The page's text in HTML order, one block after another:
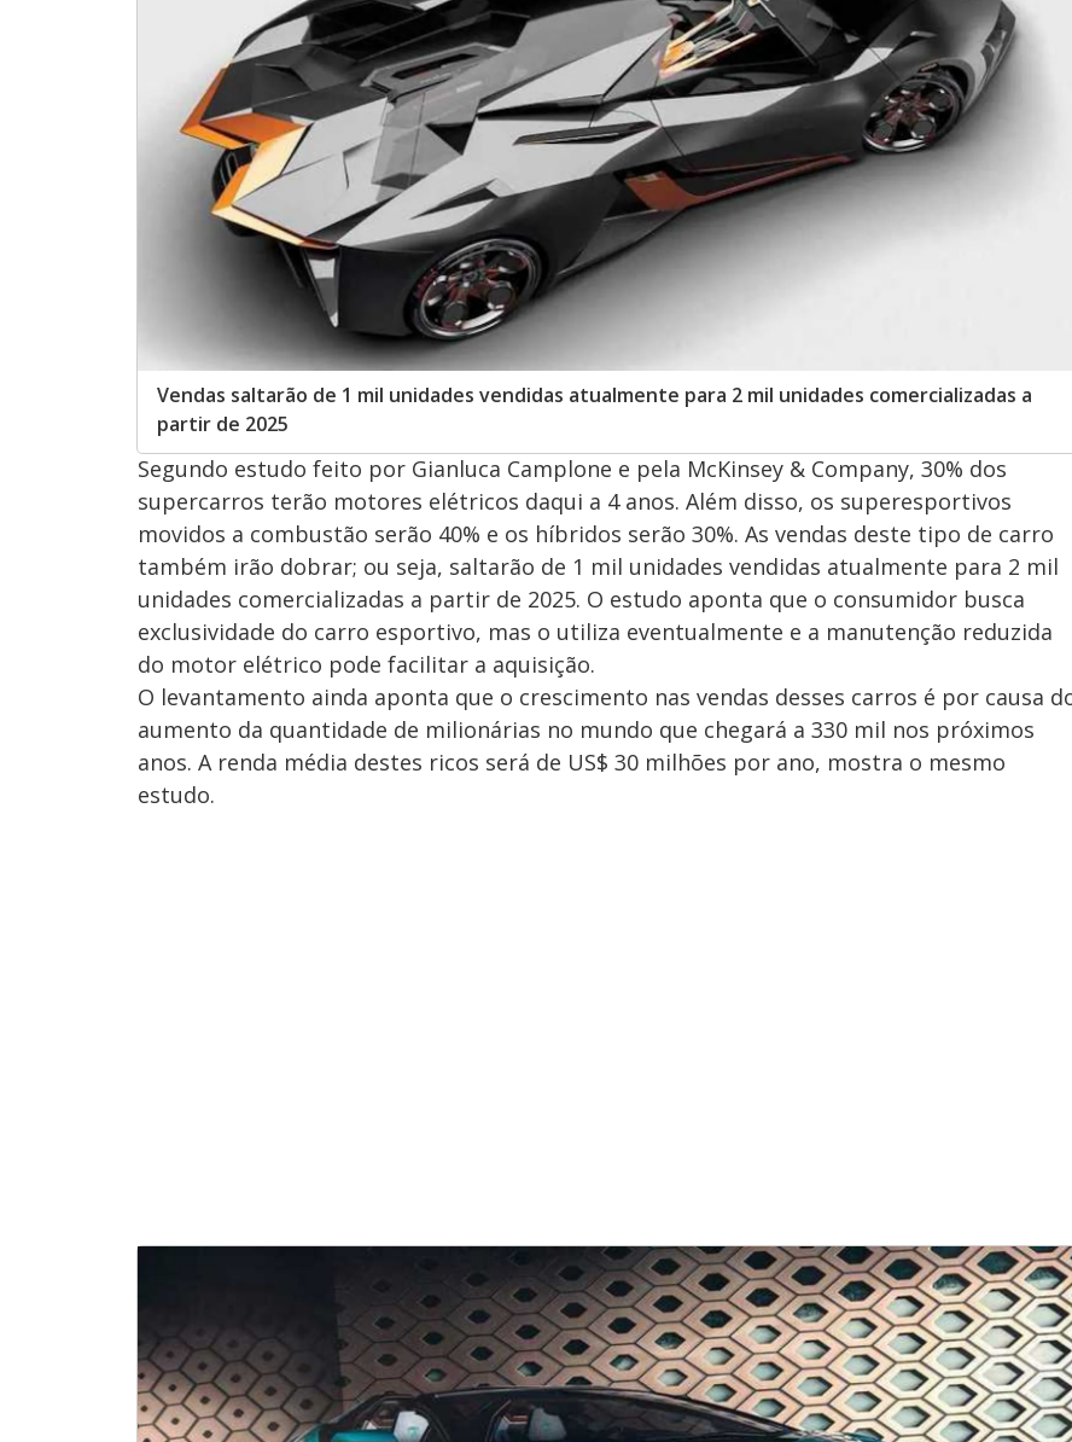
Vendas saltarão de 1 mil unidades vendidas atualmente para 2 mil unidades comercializadas a
partir de 2025
Segundo estudo feito por Gianluca Camplone e pela McKinsey & Company, 30% dos
supercarros terão motores elétricos daqui a 4 anos. Além disso, os superesportivos
movidos a combustão serão 40% e os híbridos serão 30%. As vendas deste tipo de carro
também irão dobrar; ou seja, saltarão de 1 mil unidades vendidas atualmente para 2 mil
unidades comercializadas a partir de 2025. O estudo aponta que o consumidor busca
exclusividade do carro esportivo, mas o utiliza eventualmente e a manutenção reduzida
do motor elétrico pode facilitar a aquisição.
O levantamento ainda aponta que o crescimento nas vendas desses carros é por causa
aumento da quantidade de milionárias no mundo que chegará a 330 mil nos próximos
anos. A renda média destes ricos será de US$ 30 milhões por ano, mostra o mesmo
estudo.